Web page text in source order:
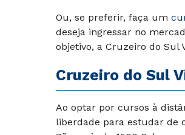
Ou, se preferir, faça um
deseja ingressar no
objetivo, a Cruzeiro do Sul
Cruzeiro do Sul
Ao optar por cursos à
liberdade para estudar de